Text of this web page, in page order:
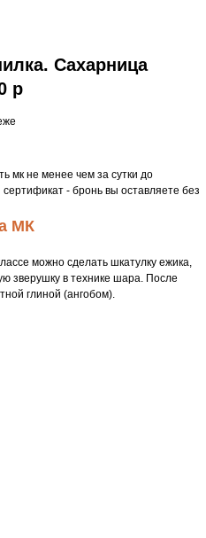
Сахарница
р
мк не менее чем за сутки до
- бронь вы оставляете без
МК
можно сделать шкатулку ежика,
зверушку в технике шара. После
глиной (ангобом).